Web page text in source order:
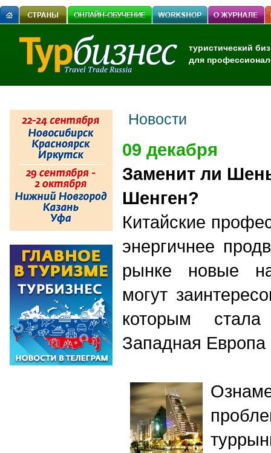
туристический
для
Новости
09 декабря
Заменит ли
Шенген?
Китайские
энергичнее
рынке новые
могут
которым
Западная Европа